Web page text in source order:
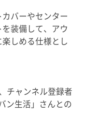
バーやセンター
装備して、アウ
しめる仕様とし
チャンネル登録者
ン生活」さんとの